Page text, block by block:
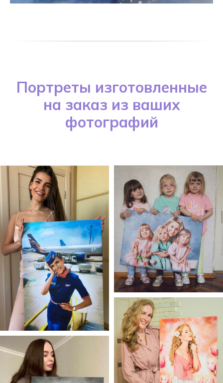
Портреты изготовленные
на заказ из ваших
фотографий